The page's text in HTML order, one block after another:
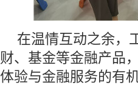
在温情互动之余，
财、基金等金融产品
体验与金融服务的有机